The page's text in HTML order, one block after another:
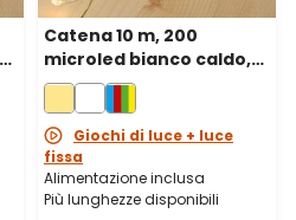
Catena 10 m, 200
microled bianco caldo,
cavo metal argento
Giochi di luce + luce
fissa
Alimentazione inclusa
Più lunghezze disponibili